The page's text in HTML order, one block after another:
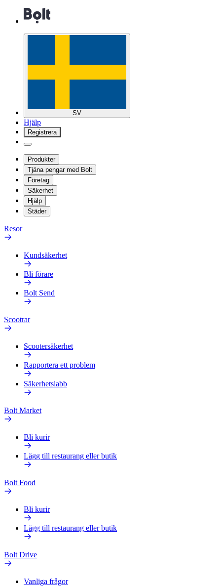
SV
Hjälp
Registrera
Produkter
Tjäna pengar med Bolt
Företag
Säkerhet
Hjälp
Städer
Resor
Kundsäkerhet
Bli förare
Bolt Send
Scootrar
Scootersäkerhet
Rapportera ett problem
Säkerhetslabb
Bolt Market
Bli kurir
Lägg till restaurang eller butik
Bolt Food
Bli kurir
Lägg till restaurang eller butik
Bolt Drive
Vanliga frågor